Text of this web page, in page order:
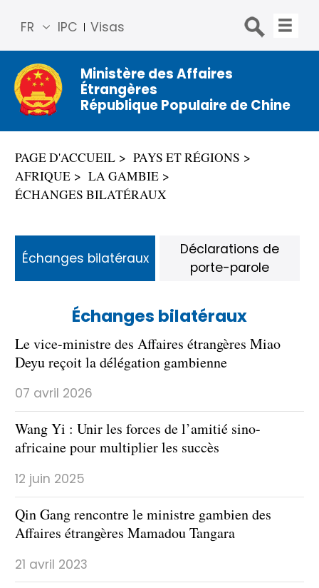
IPC Visas
FR
简体
中文
Engli
sh
Русс
Espa
ñol
Ministère des Affaires
Étrangères
République Populaire de Chine
PAGE D'ACCUEIL
PAYS ET RÉGIONS
AFRIQUE
LA GAMBIE
ÉCHANGES BILATÉRAUX
Échanges bilatéraux
Le vice-ministre des Affaires étrangères Miao
Deyu reçoit la délégation gambienne
07 avril 2026
Wang Yi : Unir les forces de l’amitié sino-
africaine pour multiplier les succès
12 juin 2025
Qin Gang rencontre le ministre gambien des
Affaires étrangères Mamadou Tangara
21 avril 2023
Échanges bilatéraux
Déclarations de
porte-parole